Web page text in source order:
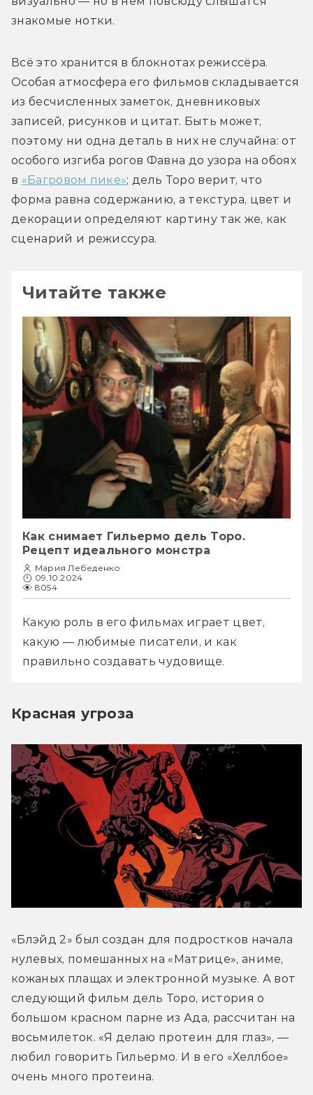
знакомые нотки.
Всё это хранится в блокнотах режиссёра.
Особая атмосфера его фильмов складывается
из бесчисленных заметок, дневниковых
записей, рисунков и цитат. Быть может,
поэтому ни одна деталь в них не случайна: от
особого изгиба рогов Фавна до узора на обоях
в «Багровом пике»; дель Торо верит, что
форма равна содержанию, а текстура, цвет и
декорации определяют картину так же, как
сценарий и режиссура.
Читайте также
Как снимает Гильермо дель Торо.
Рецепт идеального монстра
Мария Лебеденко
09.10.2024
8054
Какую роль в его фильмах играет цвет,
какую — любимые писатели, и как
правильно создавать чудовище.
Красная угроза
«Блэйд 2» был создан для подростков начала
нулевых, помешанных на «Матрице», аниме,
кожаных плащах и электронной музыке. А вот
следующий фильм дель Торо, история о
большом красном парне из Ада, рассчитан на
восьмилеток. «Я делаю протеин для глаз», —
любил говорить Гильермо. И в его «Хеллбое»
очень много протеина.